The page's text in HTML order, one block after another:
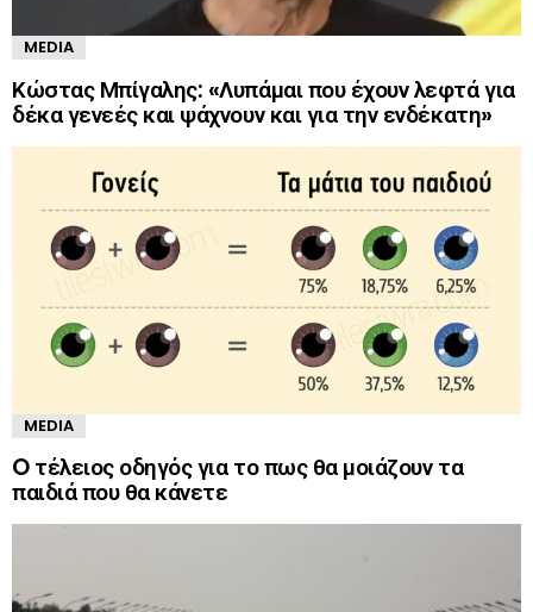
MEDIA
Κώστας Μπίγαλης: «Λυπάμαι που έχουν λεφτά για
δέκα γενεές και ψάχνουν και για την ενδέκατη»
MEDIA
O τέλειος οδηγός για το πως θα μοιάζουν τα
παιδιά που θα κάνετε